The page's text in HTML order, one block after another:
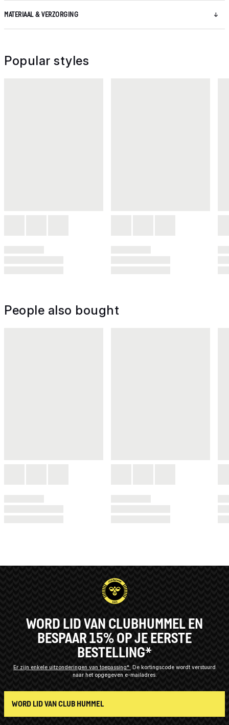
MATERIAAL & VERZORGING
Popular styles
People also bought
WORD LID VAN CLUBHUMMEL EN
BESPAAR 15% OP JE EERSTE
BESTELLING*
Er zijn enkele uitzonderingen van toepassing*
De kortingscode wordt verstuurd
naar het opgegeven e-mailadres.
WORD LID VAN CLUB HUMMEL